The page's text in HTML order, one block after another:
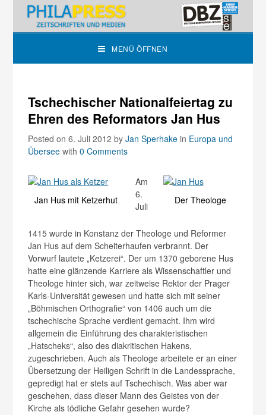
MENÜ ÖFFNEN
Tschechischer Nationalfeiertag zu
Ehren des Reformators Jan Hus
Posted on 6. Juli 2012byJan Sperhake in Europa und
Übersee with0 Comments
Jan Hus mit Ketzerhut Der Theologe
Am
6.
Juli
1415 wurde in Konstanz der Theologe und Reformer
Jan Hus auf dem Scheiterhaufen verbrannt. Der
Vorwurf lautete „Ketzerei“. Der um 1370 geborene Hus
hatte eine glänzende Karriere als Wissenschaftler und
Theologe hinter sich, war zeitweise Rektor der Prager
Karls-Universität gewesen und hatte sich mit seiner
„Böhmischen Orthografie“ von 1406 auch um die
tschechische Sprache verdient gemacht. Ihm wird
allgemein die Einführung des charakteristischen
„Hatscheks“, also des diakritischen Hakens,
zugeschrieben. Auch als Theologe arbeitete er an einer
Übersetzung der Heiligen Schrift in die Landessprache,
gepredigt hat er stets auf Tschechisch. Was aber war
geschehen, dass dieser Mann des Geistes von der
Kirche als tödliche Gefahr gesehen wurde?